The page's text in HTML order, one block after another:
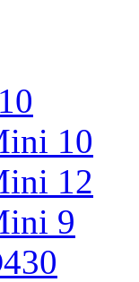
10
12
9